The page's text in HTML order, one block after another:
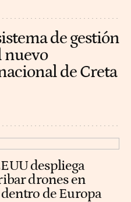
de gestión
nuevo
de Creta
despliega
drones en
de Europa